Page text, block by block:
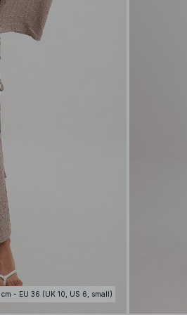
cm - EU 36 (UK 10, US 6, small)